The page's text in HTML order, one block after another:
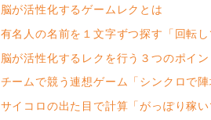
脳が活性化するゲームレクとは
有名⼈の名前を１⽂字ずつ探す「回転
脳が活性化するレクを⾏う３つのポイ
チームで競う連想ゲーム「シンクロで
サイコロの出た⽬で計算「がっぽり稼